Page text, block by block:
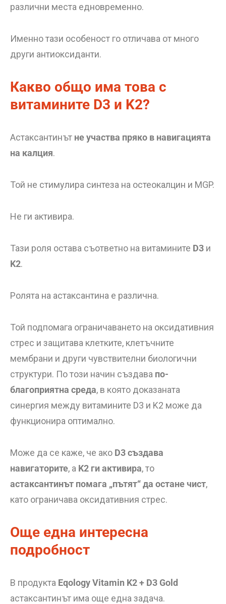
различни места едновременно.
Именно тази особеност го отличава от много
други антиоксиданти.
Какво общо има това с
витамините D3 и K2?
Астаксантинът не участва пряко в навигацията
на калция.
Той не стимулира синтеза на остеокалцин и MGP.
Не ги активира.
Тази роля остава съответно на витамините D3 и
K2.
Ролята на астаксантина е различна.
Той подпомага ограничаването на оксидативния
стрес и защитава клетките, клетъчните
мембрани и други чувствителни биологични
структури. По този начин създава по-
благоприятна среда, в която доказаната
синергия между витамините D3 и K2 може да
функционира оптимално.
Може да се каже, че ако D3 създава
навигаторите, а K2 ги активира, то
астаксантинът помага „пътят“ да остане чист,
като ограничава оксидативния стрес.
Още една интересна
подробност
В продукта Eqology Vitamin K2 + D3 Gold
астаксантинът има още една задача.